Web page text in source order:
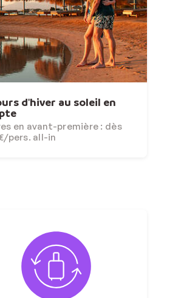
d'hiver au soleil en
en avant-première : dès
pers. all-in